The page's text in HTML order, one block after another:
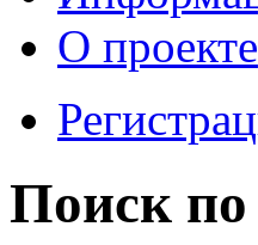
О проекте
Поиск по